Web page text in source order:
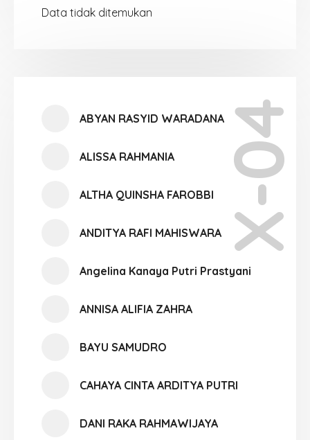
Data tidak ditemukan
X-04
ABYAN RASYID WARADANA
ALISSA RAHMANIA
ALTHA QUINSHA FAROBBI
ANDITYA RAFI MAHISWARA
Angelina Kanaya Putri Prastyani
ANNISA ALIFIA ZAHRA
BAYU SAMUDRO
CAHAYA CINTA ARDITYA PUTRI
DANI RAKA RAHMAWIJAYA